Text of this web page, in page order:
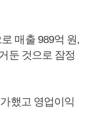
매출 989억 원,
둔 것으로 잠정
했고 영업이익